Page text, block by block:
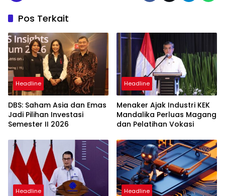
Pos Terkait
Headline
DBS: Saham Asia dan Emas
Jadi Pilihan Investasi
Semester II 2026
Headline
Menaker Ajak Industri KEK
Mandalika Perluas Magang
dan Pelatihan Vokasi
Headline Headline